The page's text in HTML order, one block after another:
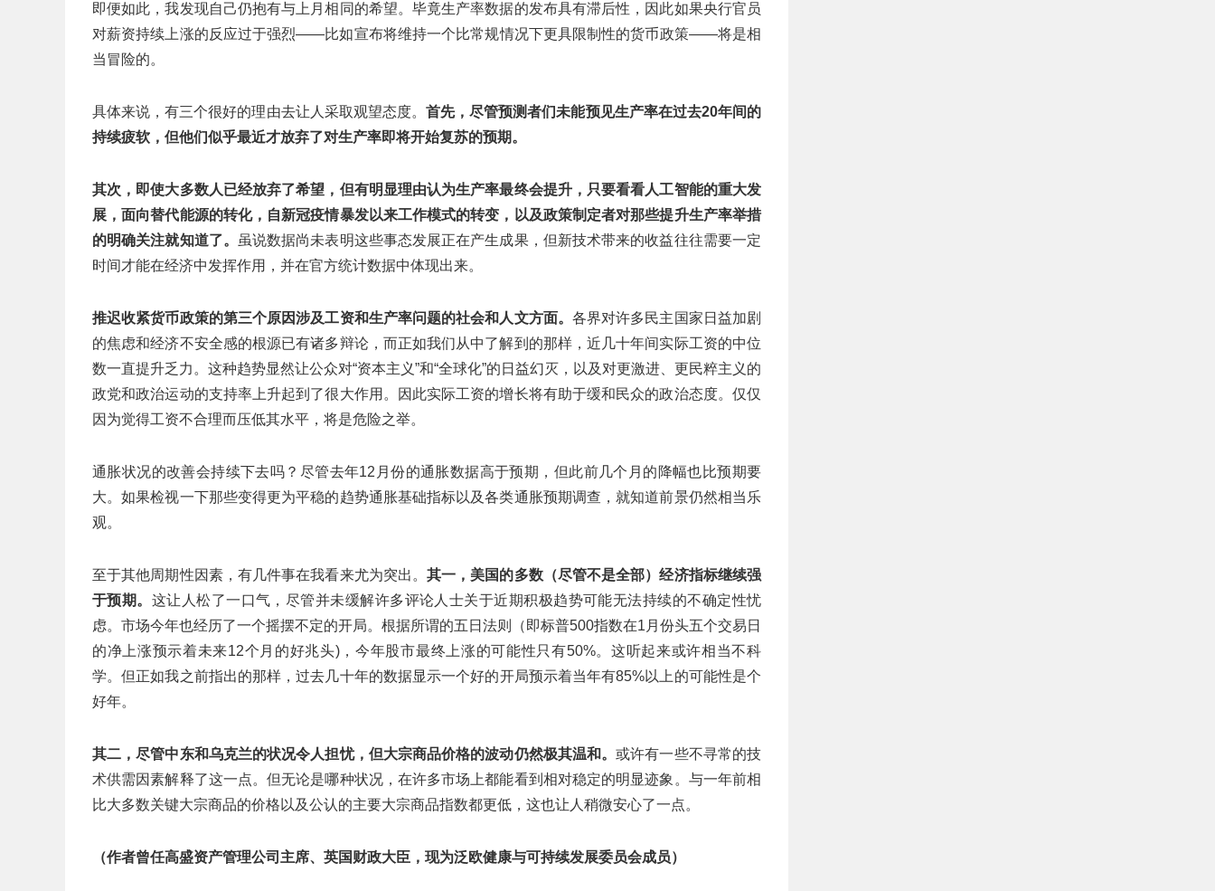
即便如此，我发现自己仍抱有与上月相同的希望。毕竟生产率数据的发布具有滞后性，因此如果央行官员
对薪资持续上涨的反应过于强烈——比如宣布将维持一个比常规情况下更具限制性的货币政策——将是相
当冒险的。
具体来说，有三个很好的理由去让人采取观望态度。首先，尽管预测者们未能预见生产率在过去20年间的
持续疲软，但他们似乎最近才放弃了对生产率即将开始复苏的预期。
其次，即使大多数人已经放弃了希望，但有明显理由认为生产率最终会提升，只要看看人工智能的重大发
展，面向替代能源的转化，自新冠疫情暴发以来工作模式的转变，以及政策制定者对那些提升生产率举措
的明确关注就知道了。
虽说数据尚未表明这些事态发展正在产生成果，但新技术带来的收益往往需要一定
时间才能在经济中发挥作用，并在官方统计数据中体现出来。
推迟收紧货币政策的第三个原因涉及工资和生产率问题的社会和人文方面。 各界对许多民主国家日益加剧
的焦虑和经济不安全感的根源已有诸多辩论，而正如我们从中了解到的那样，近几十年间实际工资的中位
数一直提升乏力。这种趋势显然让公众对“资本主义”和“全球化”的日益幻灭，以及对更激进、更民粹主义的
政党和政治运动的支持率上升起到了很大作用。因此实际工资的增长将有助于缓和民众的政治态度。仅仅
因为觉得工资不合理而压低其水平，将是危险之举。
通胀状况的改善会持续下去吗？尽管去年12月份的通胀数据高于预期，但此前几个月的降幅也比预期要
大。如果检视一下那些变得更为平稳的趋势通胀基础指标以及各类通胀预期调查，就知道前景仍然相当乐
观。
至于其他周期性因素，有几件事在我看来尤为突出。其一，美国的多数（尽管不是全部）经济指标继续强
于预期。 这让人松了一口气，尽管并未缓解许多评论人士关于近期积极趋势可能无法持续的不确定性忧
虑。市场今年也经历了一个摇摆不定的开局。根据所谓的五日法则（即标普500指数在1月份头五个交易日
的净上涨预示着未来12个月的好兆头)，今年股市最终上涨的可能性只有50%。这听起来或许相当不科
学。但正如我之前指出的那样，过去几十年的数据显示一个好的开局预示着当年有85%以上的可能性是个
好年。
其二，尽管中东和乌克兰的状况令人担忧，但大宗商品价格的波动仍然极其温和。或许有一些不寻常的技
术供需因素解释了这一点。但无论是哪种状况，在许多市场上都能看到相对稳定的明显迹象。与一年前相
比大多数关键大宗商品的价格以及公认的主要大宗商品指数都更低，这也让人稍微安心了一点。
（作者曾任高盛资产管理公司主席、英国财政大臣，现为泛欧健康与可持续发展委员会成员）